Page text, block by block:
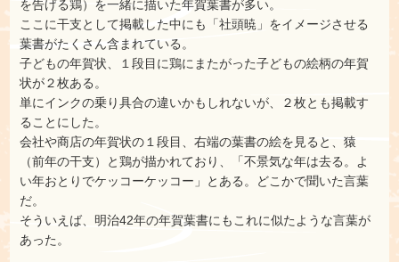
を告げる鶏）を一緒に描いた年賀葉書が多い。
ここに干支として掲載した中にも「社頭暁」をイメージさせる
葉書がたくさん含まれている。
子どもの年賀状、１段目に鶏にまたがった子どもの絵柄の年賀
状が２枚ある。
単にインクの乗り具合の違いかもしれないが、２枚とも掲載す
ることにした。
会社や商店の年賀状の１段目、右端の葉書の絵を見ると、猿
（前年の干支）と鶏が描かれており、「不景気な年は去る。よ
い年おとりでケッコーケッコー」とある。どこかで聞いた言葉
だ。
そういえば、明治42年の年賀葉書にもこれに似たような言葉が
あった。